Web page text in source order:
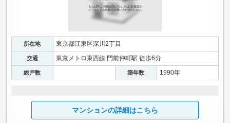
所在地 東京都江東区深川2丁目
交通 東京メトロ東西線 門前仲町駅 徒歩6分
総戸数 築年数 1990年
マンションの詳細はこちら